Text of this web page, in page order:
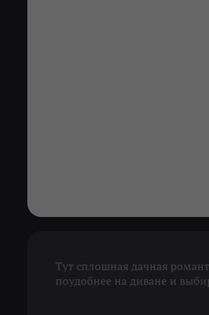
Тут сплошная дачная
поудобнее на диване и